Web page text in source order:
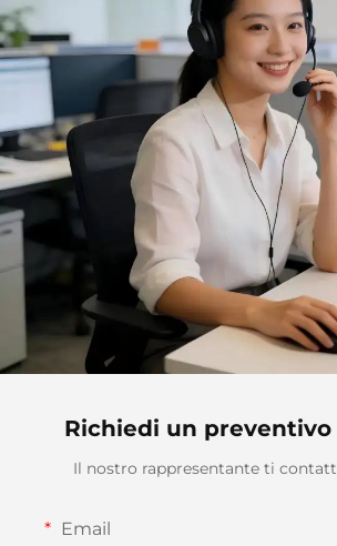
Richiedi un
Il nostro rappresentante ti
Email